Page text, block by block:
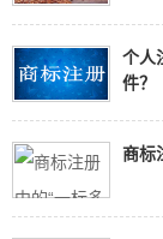
个人
件？
商标